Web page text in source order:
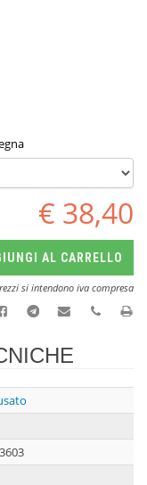
€ 38,40
AL CARRELLO
si intendono iva compresa